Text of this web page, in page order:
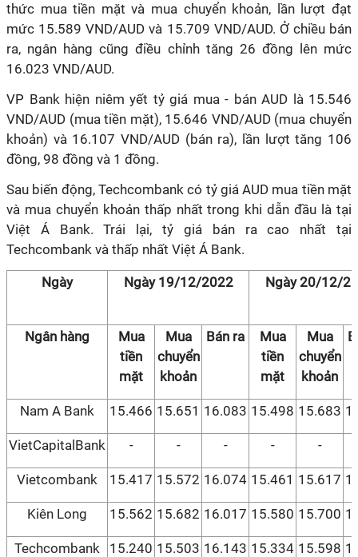
thức mua tiền mặt và mua chuyển khoản, lần lượt đạt
mức 15.589 VND/AUD và 15.709 VND/AUD. Ở chiều bán
ra, ngân hàng cũng điều chỉnh tăng 26 đồng lên mức
16.023 VND/AUD.
VP Bank hiện niêm yết tỷ giá mua - bán AUD là 15.546
VND/AUD (mua tiền mặt), 15.646 VND/AUD (mua chuyển
khoản) và 16.107 VND/AUD (bán ra), lần lượt tăng 106
đồng, 98 đồng và 1 đồng.
Sau biến động, Techcombank có tỷ giá AUD mua tiền mặt
và mua chuyển khoản thấp nhất trong khi dẫn đầu là tại
Việt Á Bank. Trái lại, tỷ giá bán ra cao nhất tại
Techcombank và thấp nhất Việt Á Bank.
Ngày Ngày 19/12/2022 Ngày 20/12/
Ngân hàng
Mua
tiền
mặt
Mua
chuyển
khoản
Bán ra
Mua
tiền
mặt
Mua
chuyển
khoản
Nam A Bank 15.466 15.651 16.083 15.498 15.683
VietCapitalBank - - - - -
Vietcombank 15.417 15.572 16.074 15.461 15.617
Kiên Long 15.562 15.682 16.017 15.580 15.700
Techcombank 15.240 15.503 16.143 15.334 15.598